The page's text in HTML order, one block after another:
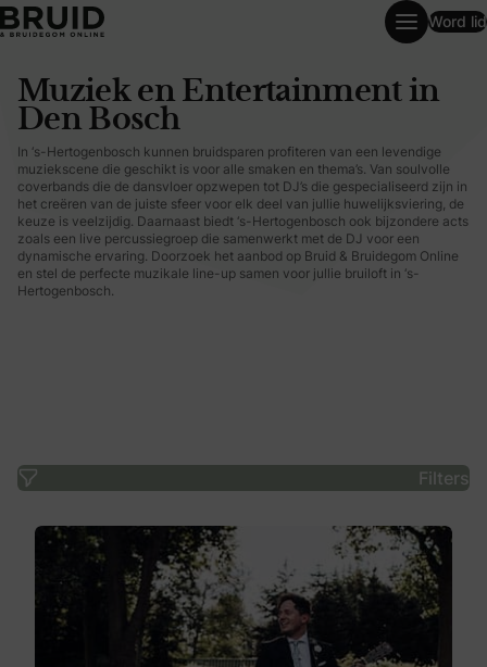
Word lid
Muziek en Entertainment in
Den Bosch
In ‘s-Hertogenbosch kunnen bruidsparen profiteren van een levendige
muziekscene die geschikt is voor alle smaken en thema’s. Van soulvolle
coverbands die de dansvloer opzwepen tot DJ’s die gespecialiseerd zijn in
het creëren van de juiste sfeer voor elk deel van jullie huwelijksviering, de
keuze is veelzijdig. Daarnaast biedt ‘s-Hertogenbosch ook bijzondere acts
zoals een live percussiegroep die samenwerkt met de DJ voor een
dynamische ervaring. Doorzoek het aanbod op Bruid & Bruidegom Online
en stel de perfecte muzikale line-up samen voor jullie bruiloft in ‘s-
Hertogenbosch.
Filters